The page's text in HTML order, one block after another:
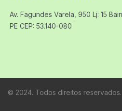
Av. Fagundes Varela, 950 Lj: 15
PE CEP: 53.140-080
© 2024. Todos direitos